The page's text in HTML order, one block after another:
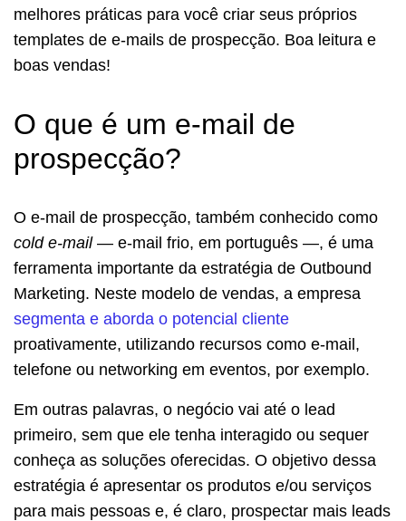
melhores práticas para você criar seus próprios
templates de e-mails de prospecção. Boa leitura e
boas vendas!
O que é um e-mail de
prospecção?
O e-mail de prospecção, também conhecido como
cold e-mail— e-mail frio, em português —, é uma
ferramenta importante da estratégia de Outbound
Marketing. Neste modelo de vendas, a empresa
segmenta e aborda o potencial cliente
proativamente, utilizando recursos como e-mail,
telefone ou networking em eventos, por exemplo.
Em outras palavras, o negócio vai até o lead
primeiro, sem que ele tenha interagido ou sequer
conheça as soluções oferecidas. O objetivo dessa
estratégia é apresentar os produtos e/ou serviços
para mais pessoas e, é claro, prospectar mais leads